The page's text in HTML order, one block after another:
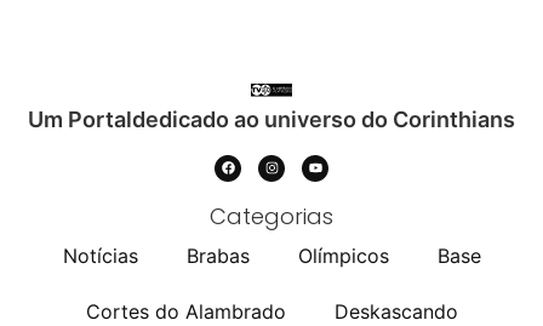
Um Portaldedicado ao universo do Corinthians
Categorias
Notícias Brabas Olímpicos Base
Cortes do Alambrado Deskascando